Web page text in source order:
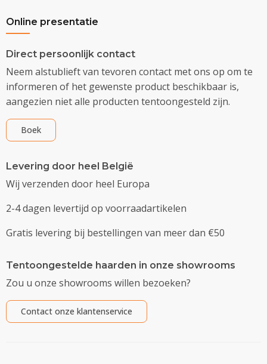
Online presentatie
Direct persoonlijk contact
Neem alstublieft van tevoren contact met ons op om te
informeren of het gewenste product beschikbaar is,
aangezien niet alle producten tentoongesteld zijn.
Boek
Levering door heel België
Wij verzenden door heel Europa
2-4 dagen levertijd op voorraadartikelen
Gratis levering bij bestellingen van meer dan €50
Tentoongestelde haarden in onze showrooms
Zou u onze showrooms willen bezoeken?
Contact onze klantenservice